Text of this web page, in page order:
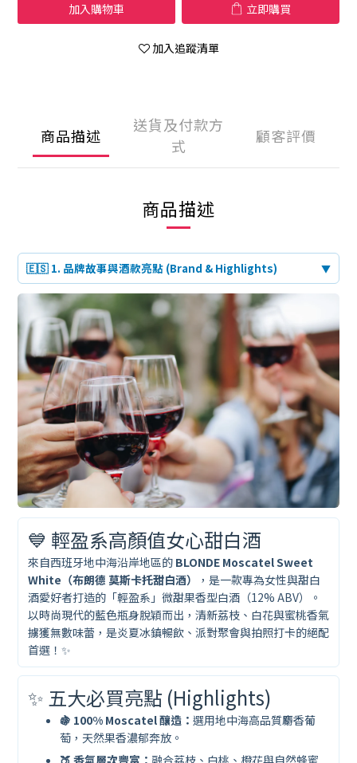
加入購物車 立即購買
加入追蹤清單
商品描述
送貨及付款方
式
顧客評價
商品描述
🇪🇸 1. 品牌故事與酒款亮點 (Brand & Highlights) ▼
💙 輕盈系高顏值女心甜白酒
來自西班牙地中海沿岸地區的 BLONDE Moscatel Sweet
White（布朗德 莫斯卡托甜白酒）
，是一款專為女性與甜白
酒愛好者打造的「輕盈系」微甜果香型白酒（12% ABV）。
以時尚現代的藍色瓶身脫穎而出，清新荔枝、白花與蜜桃香氣
擄獲無數味蕾，是炎夏冰鎮暢飲、派對聚會與拍照打卡的絕配
首選！✨
✨ 五大必買亮點 (Highlights)
🍇 100% Moscatel 釀造： 選用地中海高品質麝香葡
萄，天然果香濃郁奔放。